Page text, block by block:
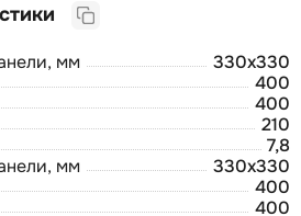
мм
330х330
400
400
210
7,8
мм
330х330
400
400